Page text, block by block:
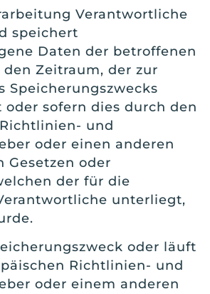
Verantwortliche
speichert
Daten der betroffenen
Zeitraum, der zur
Speicherungszwecks
sofern dies durch den
und
oder einen anderen
Gesetzen oder
der für die
unterliegt,
oder läuft
Richtlinien- und
oder einem anderen